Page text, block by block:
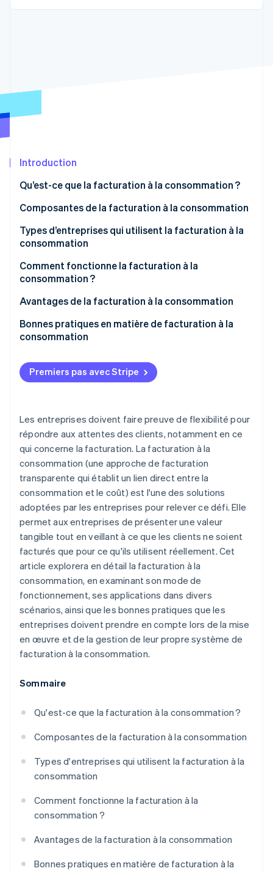
Découvrez les prochaines évolutions
Identity
Découvrez comment Stripe construit l’infrastructure
Commerce en ligne
Introduction
Qu’est-ce que la facturation à la consommation ?
Composantes de la facturation à la consommation
Types d’entreprises qui utilisent la facturation à la
consommation
Comment fonctionne la facturation à la
consommation ?
Avantages de la facturation à la consommation
Bonnes pratiques en matière de facturation à la
consommation
Premiers pas avec Stripe
Les entreprises doivent faire preuve de flexibilité pour
répondre aux attentes des clients, notamment en ce
qui concerne la facturation. La facturation à la
consommation (une approche de facturation
transparente qui établit un lien direct entre la
consommation et le coût) est l'une des solutions
adoptées par les entreprises pour relever ce défi. Elle
permet aux entreprises de présenter une valeur
tangible tout en veillant à ce que les clients ne soient
facturés que pour ce qu'ils utilisent réellement. Cet
article explorera en détail la facturation à la
consommation, en examinant son mode de
fonctionnement, ses applications dans divers
scénarios, ainsi que les bonnes pratiques que les
entreprises doivent prendre en compte lors de la mise
en œuvre et de la gestion de leur propre système de
facturation à la consommation.
Sommaire
Qu'est-ce que la facturation à la consommation ?
Composantes de la facturation à la consommation
Types d'entreprises qui utilisent la facturation à la
consommation
Comment fonctionne la facturation à la
consommation ?
Avantages de la facturation à la consommation
Bonnes pratiques en matière de facturation à la